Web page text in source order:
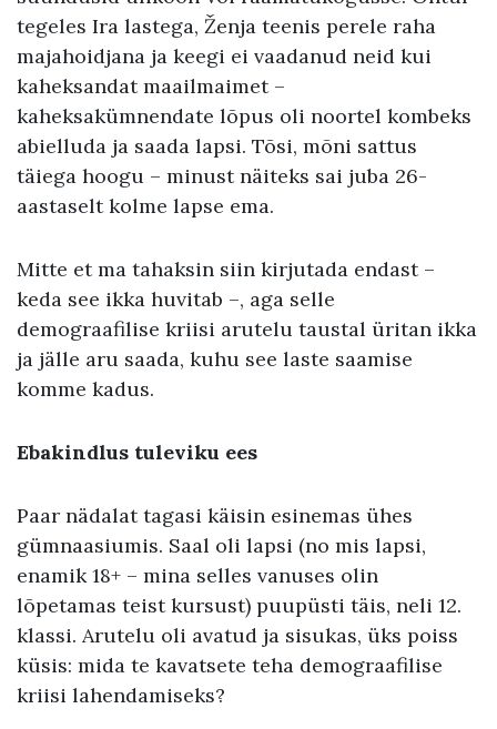
tegeles Ira lastega, Ženja teenis perele raha
majahoidjana ja keegi ei vaadanud neid kui
kaheksandat maailmaimet –
kaheksakümnendate lõpus oli noortel kombeks
abielluda ja saada lapsi. Tõsi, mõni sattus
täiega hoogu – minust näiteks sai juba 26-
aastaselt kolme lapse ema.
Mitte et ma tahaksin siin kirjutada endast –
keda see ikka huvitab –, aga selle
demograafilise kriisi arutelu taustal üritan ikka
ja jälle aru saada, kuhu see laste saamise
komme kadus.
Ebakindlus tuleviku ees
Paar nädalat tagasi käisin esinemas ühes
gümnaasiumis. Saal oli lapsi (no mis lapsi,
enamik 18+ – mina selles vanuses olin
lõpetamas teist kursust) puupüsti täis, neli 12.
klassi. Arutelu oli avatud ja sisukas, üks poiss
küsis: mida te kavatsete teha demograafilise
kriisi lahendamiseks?